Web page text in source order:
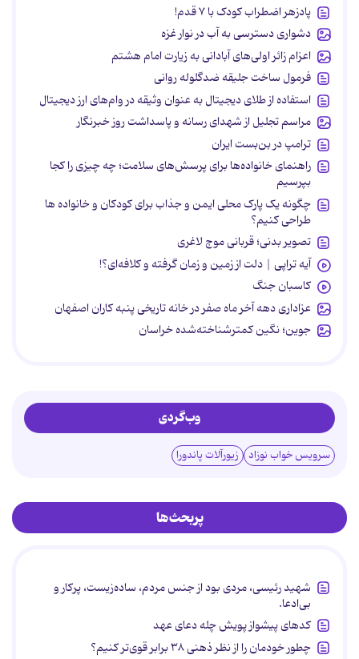
پادزهر اضطراب کودک با ۷ قدم!
دشواری دسترسی به آب در نوار غزه
اعزام زائر اولی‌های آبادانی به زیارت امام هشتم
فرمول ساخت جلیقه ضدگلوله روانی
استفاده از طلای دیجیتال به عنوان وثیقه در وام‌های ارز دیجیتال
مراسم تجلیل از شهدای رسانه و پاسداشت روز خبرنگار
ترامپ در بن‌بست ایران
راهنمای خانواده‌ها برای پرسش‌های سلامت؛ چه چیزی را کجا
بپرسیم
چگونه یک پارک محلی ایمن و جذاب برای کودکان و خانواده ها
طراحی کنیم؟
تصویر بدنی؛ قربانی موج لاغری
آیه تراپی | دلت از زمین و زمان گرفته و کلافه‌ای؟!
کاسبان جنگ
عزاداری دهه آخر ماه صفر در خانه تاریخی پنبه کاران اصفهان
جوین؛ نگین کمترشناخته‌شده خراسان
وب‌گردی
سرویس خواب نوزاد زیورآلات پاندورا
پربحث‌ها
شهید رئیسی، مردی بود از جنس مردم، ساده‌زیست، پرکار و
بی‌ادعا.
کدهای پیشواز پویش چله دعای عهد
چطور خودمان را از نظر ذهنی ۳۸ برابر قوی‌تر کنیم؟